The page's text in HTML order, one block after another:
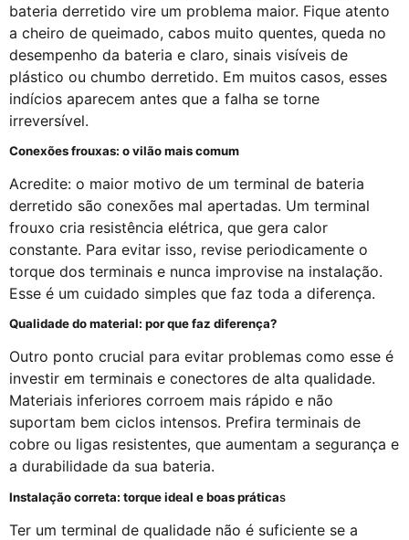
bateria derretido vire um problema maior. Fique atento
a cheiro de queimado, cabos muito quentes, queda no
desempenho da bateria e claro, sinais visíveis de
plástico ou chumbo derretido. Em muitos casos, esses
indícios aparecem antes que a falha se torne
irreversível.
Conexões frouxas: o vilão mais comum
Acredite: o maior motivo de um terminal de bateria
derretido são conexões mal apertadas. Um terminal
frouxo cria resistência elétrica, que gera calor
constante. Para evitar isso, revise periodicamente o
torque dos terminais e nunca improvise na instalação.
Esse é um cuidado simples que faz toda a diferença.
Qualidade do material: por que faz diferença?
Outro ponto crucial para evitar problemas como esse é
investir em terminais e conectores de alta qualidade.
Materiais inferiores corroem mais rápido e não
suportam bem ciclos intensos. Prefira terminais de
cobre ou ligas resistentes, que aumentam a segurança e
a durabilidade da sua bateria.
Instalação correta: torque ideal e boas práticas
Ter um terminal de qualidade não é suficiente se a